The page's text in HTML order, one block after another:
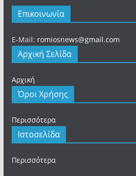
Επικοινωνία
E-Mail: romiosnews@gmail.com
Αρχική Σελίδα
Αρχική
Όροι Χρήσης
Περισσότερα
Ιστοσελίδα
Περισσότερα